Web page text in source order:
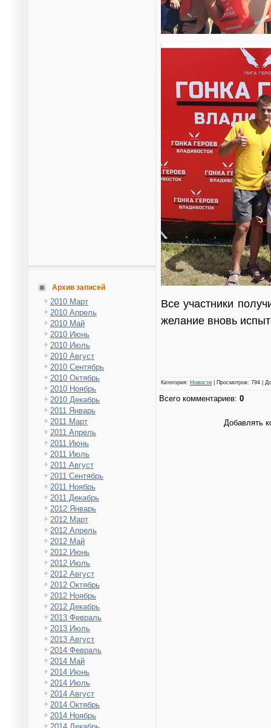
Архив записей
2010 Март
2010 Апрель
2010 Май
2010 Июнь
2010 Июль
2010 Август
2010 Сентябрь
2010 Октябрь
2010 Ноябрь
2010 Декабрь
2011 Январь
2011 Март
2011 Апрель
2011 Июнь
2011 Июль
2011 Август
2011 Сентябрь
2011 Ноябрь
2011 Декабрь
2012 Январь
2012 Март
2012 Апрель
2012 Май
2012 Июнь
2012 Июль
2012 Август
2012 Октябрь
2012 Ноябрь
2012 Декабрь
2013 Февраль
2013 Июль
2013 Август
2014 Февраль
2014 Май
2014 Июнь
2014 Июль
2014 Август
2014 Октябрь
2014 Ноябрь
Все участники
желание вновь
Категория: Новости Просмотров: 794 |
Всего комментариев: 0
Добавлять